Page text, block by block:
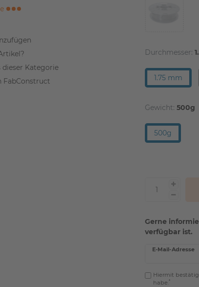
Kategorie
FabConstruct
Durchmesser:
1.75 mm
Gewicht: 500g
500g
Gerne
verfügbar ist.
E-Mail-Adresse
Hiermit
habe.*